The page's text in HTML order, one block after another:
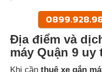
Địa điểm và
máy Quận 9
Khi cần thuê xe gắn